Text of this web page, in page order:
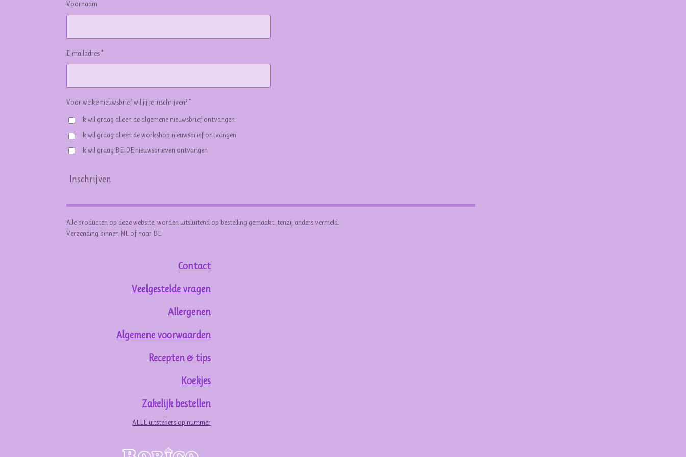
Voornaam
E-mailadres *
Voor welke nieuwsbrief wil jij je inschrijven? *
Ik wil graag alleen de algemene nieuwsbrief ontvangen
Ik wil graag alleen de workshop nieuwsbrief ontvangen
Ik wil graag BEIDE nieuwsbrieven ontvangen
Inschrijven
Alle producten op deze website, worden uitsluitend op bestelling gemaakt, tenzij anders vermeld.
Verzending binnen NL of naar BE.
Contact
Veelgestelde vragen
Allergenen
Algemene voorwaarden
Recepten & tips
Koekjes
Zakelijk bestellen
ALLE uitstekers op nummer